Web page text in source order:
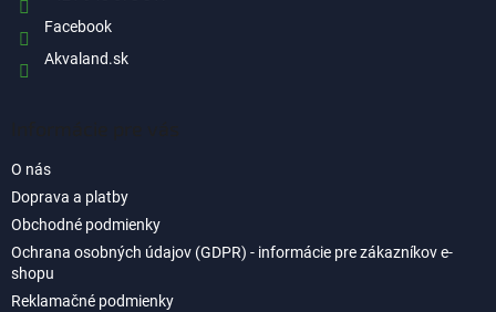
Facebook
Akvaland.sk
O nás
Doprava a platby
Obchodné podmienky
Ochrana osobných údajov (GDPR) - informácie pre zákazníkov e-
shopu
Reklamačné podmienky